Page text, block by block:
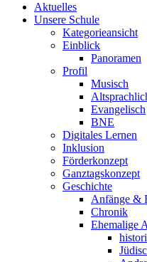
Aktuelles
Unsere Schule
Kategorieansicht
Einblick
Panoramen
Profil
Musisch
Evangelisch
BNE
Digitales Lernen
Inklusion
Förderkonzept
Ganztagskonzept
Geschichte
Anfänge &
Chronik
Ehemalige